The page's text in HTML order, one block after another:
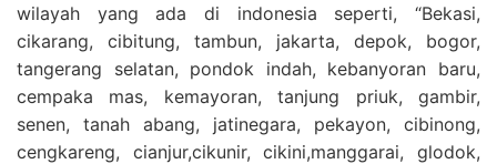
wilayah yang ada di indonesia seperti, “Bekasi,
cikarang, cibitung, tambun, jakarta, depok, bogor,
tangerang selatan, pondok indah, kebanyoran baru,
cempaka mas, kemayoran, tanjung priuk, gambir,
senen, tanah abang, jatinegara, pekayon, cibinong,
cengkareng, cianjur,cikunir, cikini,manggarai, glodok,